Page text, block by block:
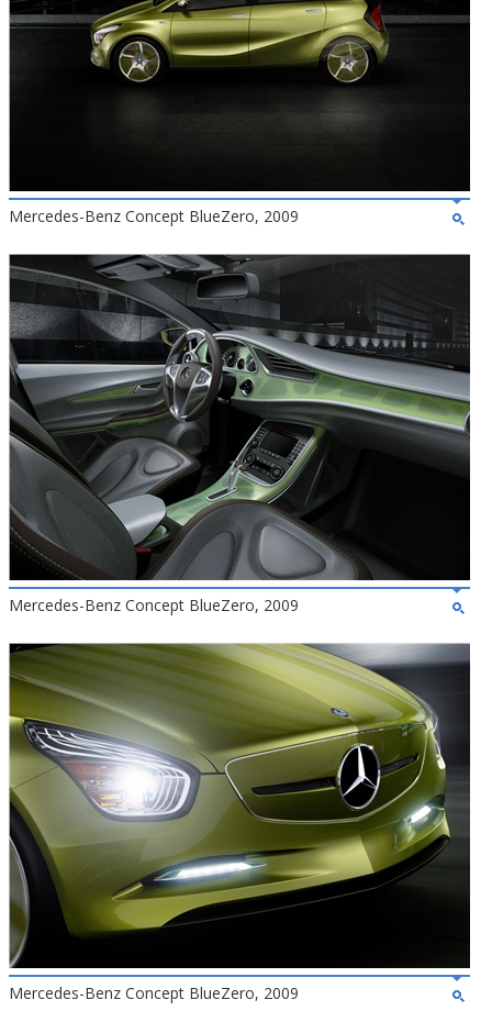
Mercedes-Benz Concept BlueZero, 2009
Mercedes-Benz Concept BlueZero, 2009
Mercedes-Benz Concept BlueZero, 2009